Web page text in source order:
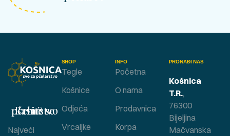
SHOP
Tegle
Košnice
Odjeća
Vrcaljke
INFO
Početna
O nama
Prodavnica
Korpa
Bavite se pčelarstvom ?
Najveći
PRONAĐI NAS
Košnica
T.R.,
76300
Bijeljina
Mačvanska